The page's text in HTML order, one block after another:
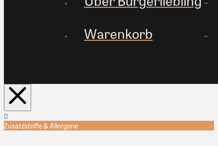
Warenkorb
Zusatzstoffe & Allergene